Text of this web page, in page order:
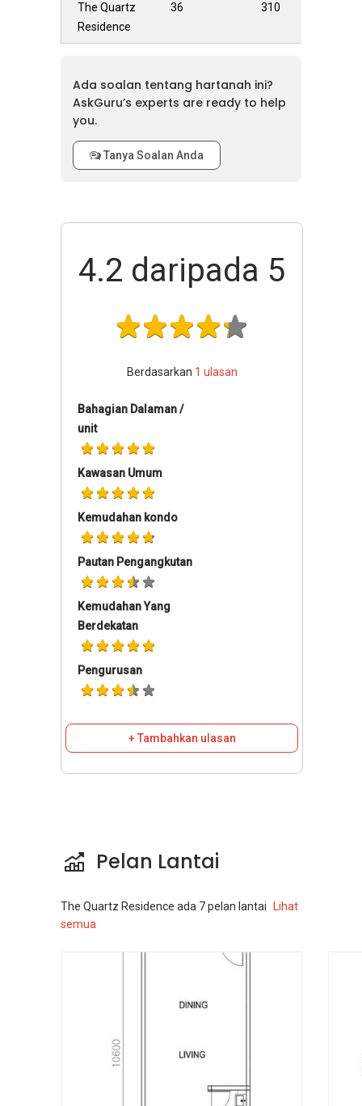
The Quartz
Residence
36 310
Ada soalan tentang hartanah ini?
AskGuru’s experts are ready to help
you.
Tanya Soalan Anda
4.2 daripada 5
Berdasarkan 1 ulasan
Bahagian Dalaman /
unit
Kawasan Umum
Kemudahan kondo
Pautan Pengangkutan
Kemudahan Yang
Berdekatan
Pengurusan
+ Tambahkan ulasan
Pelan Lantai
The Quartz Residence ada 7pelan lantai
Lihat
semua